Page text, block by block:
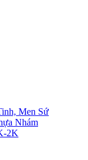
Men Sứ
Nhám
2K